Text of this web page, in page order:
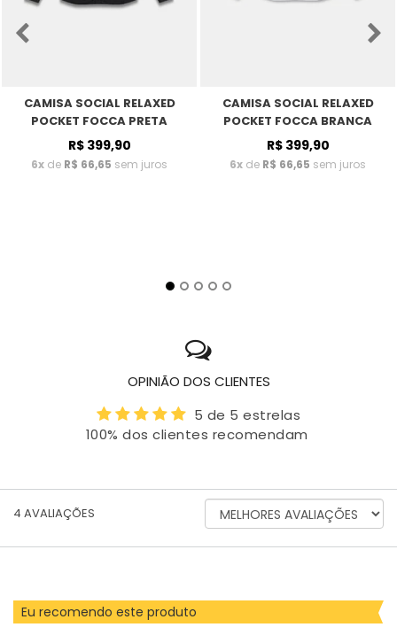
CAMISA SOCIAL RELAXED
POCKET FOCCA PRETA
R$ 399,90
6x de R$ 66,65 sem juros
CAMISA SOCIAL RELAXED
POCKET FOCCA BRANCA
R$ 399,90
6x de R$ 66,65 sem juros
OPINIÃO DOS CLIENTES
5 de 5 estrelas
100% dos clientes recomendam
4 AVALIAÇÕES
ORDENAR
AVALIAÇÕES
Eu recomendo este produto